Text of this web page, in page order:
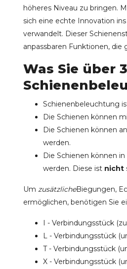
höheres Niveau zu bringen.
sich eine echte Innovation
verwandelt. Dieser
anpassbaren Funktionen,
Was Sie über
Schienenbeleuchtung
Die Schienen können
Die Schienen können
werden.
Die Schienen können
werden. Diese ist nicht
Um zusätzlicheBiegungen,
ermöglichen, benötigen Sie
I - Verbindungsstück
L - Verbindungsstück
T - Verbindungsstück
X - Verbindungsstück